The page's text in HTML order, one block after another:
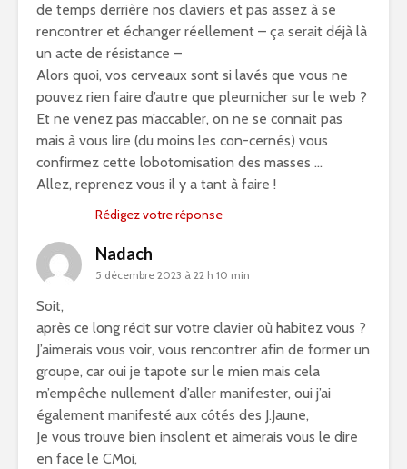
de temps derrière nos claviers et pas assez à se
rencontrer et échanger réellement – ça serait déjà là
un acte de résistance –
Alors quoi, vos cerveaux sont si lavés que vous ne
pouvez rien faire d’autre que pleurnicher sur le web ?
Et ne venez pas m’accabler, on ne se connait pas
mais à vous lire (du moins les con-cernés) vous
confirmez cette lobotomisation des masses …
Allez, reprenez vous il y a tant à faire !
Rédigez votre réponse
Nadach
5 décembre 2023 à 22 h 10 min
Soit,
après ce long récit sur votre clavier où habitez vous ?
J’aimerais vous voir, vous rencontrer afin de former un
groupe, car oui je tapote sur le mien mais cela
m’empêche nullement d’aller manifester, oui j’ai
également manifesté aux côtés des J.Jaune,
Je vous trouve bien insolent et aimerais vous le dire
en face le CMoi,